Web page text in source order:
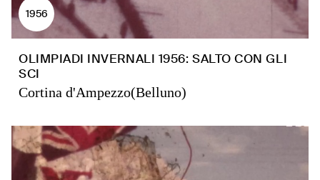
1956
OLIMPIADI INVERNALI 1956: SALTO CON GLI
SCI
Cortina d'Ampezzo(Belluno)